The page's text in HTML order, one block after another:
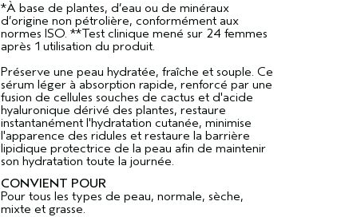
*À base de plantes, d’eau ou de minéraux
d’origine non pétrolière, conformément aux
normes ISO. **Test clinique mené sur 24 femmes
après 1 utilisation du produit.
Préserve une peau hydratée, fraîche et souple. Ce
sérum léger à absorption rapide, renforcé par une
fusion de cellules souches de cactus et d'acide
hyaluronique dérivé des plantes, restaure
instantanément l'hydratation cutanée, minimise
l'apparence des ridules et restaure la barrière
lipidique protectrice de la peau afin de maintenir
son hydratation toute la journée.
CONVIENT POUR
Pour tous les types de peau, normale, sèche,
mixte et grasse.